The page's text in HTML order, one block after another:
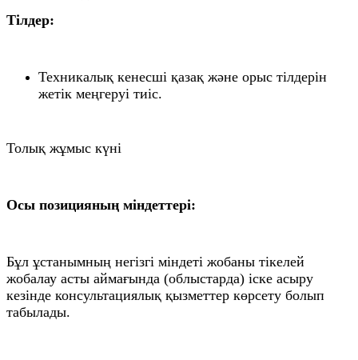
Тілдер:
Техникалық кенесші қазақ және орыс тілдерін
жетік меңгеруі тиіс.
Толық жұмыс күні
Осы позицияның міндеттері:
Бұл ұстанымның негізгі міндеті жобаны тікелей
жобалау асты аймағында (облыстарда) іске асыру
кезінде консультациялық қызметтер көрсету болып
табылады.